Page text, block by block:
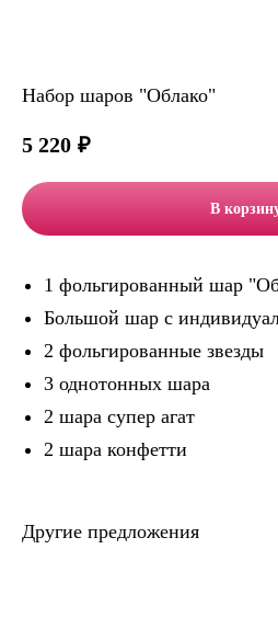
Набор шаров "Облако"
5 220 ₽
В
1 фольгированный шар
Большой шар с
2 фольгированные звезды
3 однотонных шара
2 шара супер агат
2 шара конфетти
Другие предложения